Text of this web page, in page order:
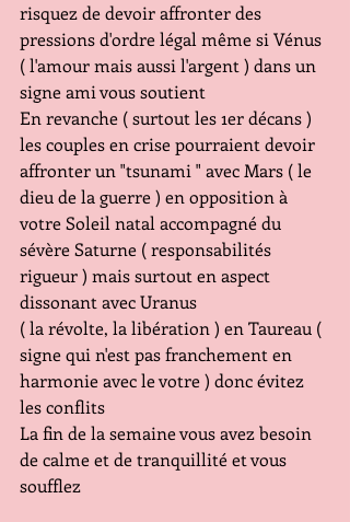
risquez de devoir affronter des
pressions d'ordre légal même si Vénus
( l'amour mais aussi l'argent ) dans un
signe ami vous soutient
En revanche ( surtout les 1er décans )
les couples en crise pourraient devoir
affronter un "tsunami " avec Mars ( le
dieu de la guerre ) en opposition à
votre Soleil natal accompagné du
sévère Saturne ( responsabilités
rigueur ) mais surtout en aspect
dissonant avec Uranus
( la révolte, la libération ) en Taureau (
signe qui n'est pas franchement en
harmonie avec le votre ) donc évitez
les conflits
La fin de la semaine vous avez besoin
de calme et de tranquillité et vous
soufflez